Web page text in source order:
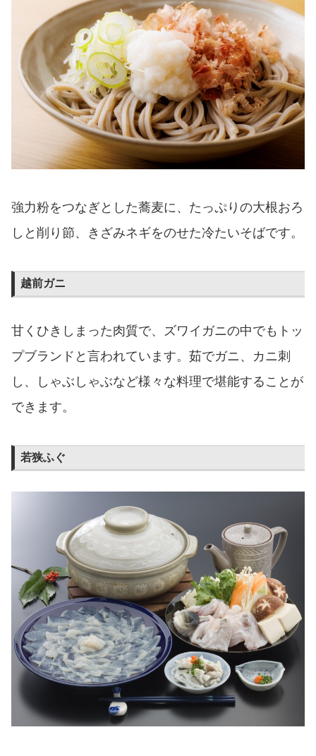
強力粉をつなぎとした蕎麦に、たっぷりの大根おろ
しと削り節、きざみネギをのせた冷たいそばです。
越前ガニ
甘くひきしまった肉質で、ズワイガニの中でもトッ
プブランドと言われています。茹でガニ、カニ刺
し、しゃぶしゃぶなど様々な料理で堪能することが
できます。
若狭ふぐ